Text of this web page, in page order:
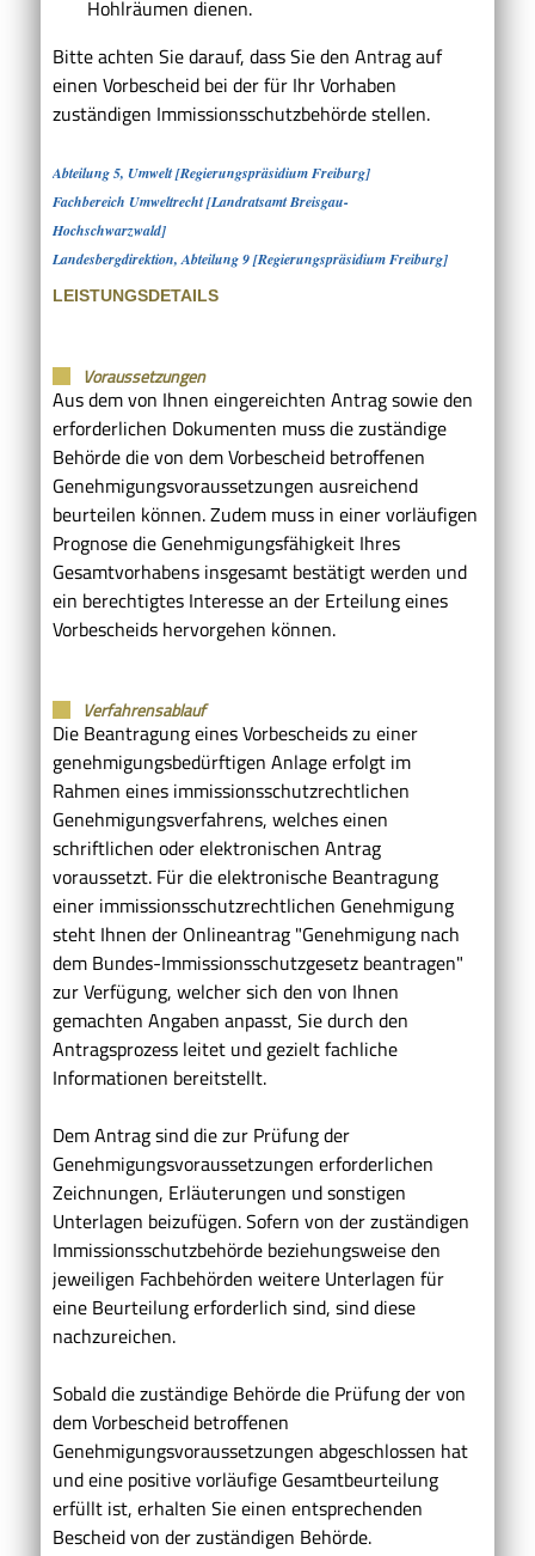
Hohlräumen dienen.
Bitte achten Sie darauf, dass Sie den Antrag auf
einen Vorbescheid bei der für Ihr Vorhaben
zuständigen Immissionsschutzbehörde stellen.
Abteilung 5, Umwelt [Regierungspräsidium Freiburg]
Fachbereich Umweltrecht [Landratsamt Breisgau-
Hochschwarzwald]
Landesbergdirektion, Abteilung 9 [Regierungspräsidium Freiburg]
LEISTUNGSDETAILS
Voraussetzungen
Aus dem von Ihnen eingereichten Antrag sowie den
erforderlichen Dokumenten muss die zuständige
Behörde die von dem Vorbescheid betroffenen
Genehmigungsvoraussetzungen ausreichend
beurteilen können. Zudem muss in einer vorläufigen
Prognose die Genehmigungsfähigkeit Ihres
Gesamtvorhabens insgesamt bestätigt werden und
ein berechtigtes Interesse an der Erteilung eines
Vorbescheids hervorgehen können.
Verfahrensablauf
Die Beantragung eines Vorbescheids zu einer
genehmigungsbedürftigen Anlage erfolgt im
Rahmen eines immissionsschutzrechtlichen
Genehmigungsverfahrens, welches einen
schriftlichen oder elektronischen Antrag
voraussetzt. Für die elektronische Beantragung
einer immissionsschutzrechtlichen Genehmigung
steht Ihnen der Onlineantrag "Genehmigung nach
dem Bundes-Immissionsschutzgesetz beantragen"
zur Verfügung, welcher sich den von Ihnen
gemachten Angaben anpasst, Sie durch den
Antragsprozess leitet und gezielt fachliche
Informationen bereitstellt.
Dem Antrag sind die zur Prüfung der
Genehmigungsvoraussetzungen erforderlichen
Zeichnungen, Erläuterungen und sonstigen
Unterlagen beizufügen.Sofern von der zuständigen
Immissionsschutzbehörde beziehungsweise den
jeweiligen Fachbehörden weitere Unterlagen für
eine Beurteilung erforderlich sind, sind diese
nachzureichen.
Sobald die zuständige Behörde die Prüfung der von
dem Vorbescheid betroffenen
Genehmigungsvoraussetzungen abgeschlossen hat
und eine positive vorläufige Gesamtbeurteilung
erfüllt ist, erhalten Sie einen entsprechenden
Bescheid von der zuständigen Behörde.